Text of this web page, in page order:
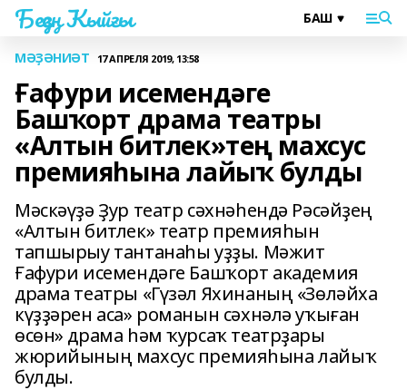
Беҙҙең Ҡыйғы
МӘҘӘНИӘТ 17 АПРЕЛЯ 2019, 13:58
Ғафури исемендәге
Башҡорт драма театры
«Алтын битлек»тең махсус
премияһына лайыҡ булды
Мәскәүҙә Ҙур театр сәхнәһендә Рәсәйҙең
«Алтын битлек» театр премияһын
тапшырыу тантанаһы уҙҙы. Мәжит
Ғафури исемендәге Башҡорт академия
драма театры «Гүзәл Яхинаның «Зөләйха
күҙҙәрен аса» романын сәхнәлә уҡыған
өсөн» драма һәм ҡурсаҡ театрҙары
жюрийының махсус премияһына лайыҡ
булды.